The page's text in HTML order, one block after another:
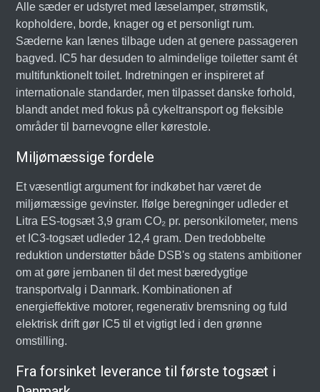
Alle sæder er udstyret med læselamper, strømstik,
kopholdere, borde, knager og et personligt rum.
Sæderne kan lænes tilbage uden at genere passageren
bagved. IC5 har desuden to almindelige toiletter samt ét
multifunktionelt toilet. Indretningen er inspireret af
internationale standarder, men tilpasset danske forhold,
blandt andet med fokus på cykeltransport og fleksible
områder til barnevogne eller kørestole.
Miljømæssige fordele
Et væsentligt argument for indkøbet har været de
miljømæssige gevinster. Ifølge beregninger udleder et
Litra ES-togsæt 3,9 gram CO₂ pr. personkilometer, mens
et IC3-togsæt udleder 12,4 gram. Den tredobbelte
reduktion understøtter både DSB's og statens ambitioner
om at gøre jernbanen til det mest bæredygtige
transportvalg i Danmark. Kombinationen af
energieffektive motorer, regenerativ bremsning og fuld
elektrisk drift gør IC5 til et vigtigt led i den grønne
omstilling.
Fra forsinket leverance til første togsæt i